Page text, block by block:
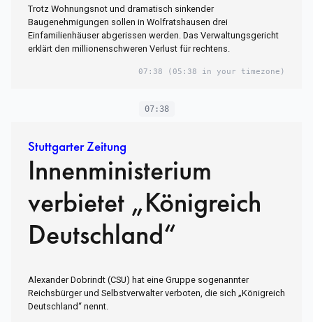
Trotz Wohnungsnot und dramatisch sinkender
Baugenehmigungen sollen in Wolfratshausen drei
Einfamilienhäuser abgerissen werden. Das Verwaltungsgericht
erklärt den millionenschweren Verlust für rechtens.
07:38 (05:38 in your timezone)
07:38
Stuttgarter Zeitung
Innenministerium
verbietet „Königreich
Deutschland“
Alexander Dobrindt (CSU) hat eine Gruppe sogenannter
Reichsbürger und Selbstverwalter verboten, die sich „Königreich
Deutschland“ nennt.